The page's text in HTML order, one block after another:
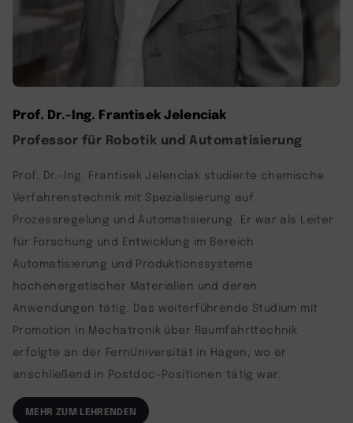
Prof. Dr.-Ing. Frantisek Jelenciak
Professor für Robotik und Automatisierung
Prof. Dr.-Ing. Frantisek Jelenciak studierte chemische
Verfahrenstechnik mit Spezialisierung auf
Prozessregelung und Automatisierung. Er war als Leiter
für Forschung und Entwicklung im Bereich
Automatisierung und Produktionssysteme
hochenergetischer Materialien und deren
Anwendungen tätig. Das weiterführende Studium mit
Promotion in Mechatronik über Raumfahrttechnik
erfolgte an der FernUniversität in Hagen, wo er
anschließend in Postdoc-Positionen tätig war.
MEHR ZUM LEHRENDEN